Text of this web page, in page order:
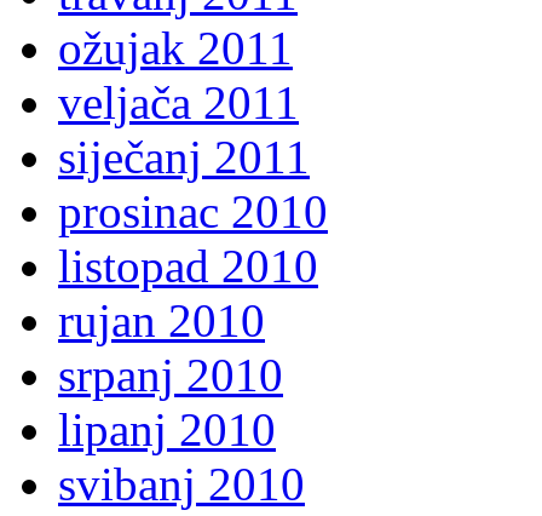
ožujak 2011
veljača 2011
siječanj 2011
prosinac 2010
listopad 2010
rujan 2010
srpanj 2010
lipanj 2010
svibanj 2010